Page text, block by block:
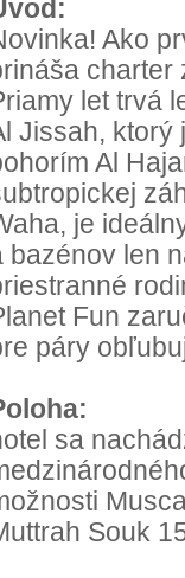
Ako
charter
let trvá
Jissah, ktorý
Al
je
bazénov len
Fun
páry
sa
Souk